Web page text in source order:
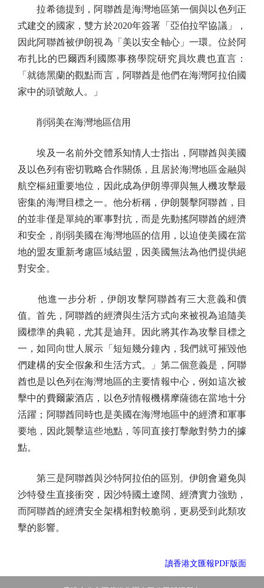
拉希德提到，阿聯酋是海灣地區第一個與以色列正
式建交的國家，雙方於2020年簽署「亞伯拉罕協議」，
因此阿聯酋被伊朗視為「美以安全軸心」一環。位於阿
布扎比的巴爾西利國際事務學院研究員坎農也直言：
「就德黑蘭的觀點而言，阿聯酋是他們在海灣阿拉伯國
家中的頭號敵人。」
削弱美在海灣地區信用
埃及一名前外交體系知情人士指出，阿聯酋與美國
及以色列有密切戰略合作關係，且居於海灣地區金融與
航空樞紐重要地位，因此成為伊朗導彈與無人機攻擊最
密集的海灣目標之一。他分析稱，伊朗襲擊阿聯酋，目
的並非僅是單純的軍事對抗，而是先動搖阿聯酋的經濟
和安全，削弱美國在海灣地區的信用，以迫使美國在當
地的盟友重新考慮區域結盟，因美國無法為他們提供絕
對安全。
他進一步分析，伊朗攻擊阿聯酋有三大意義和價
值。首先，阿聯酋的經濟與生活方式向來被視為追隨美
國標準的典範，尤其是迪拜。因此將其作為攻擊目標之
一，如同向世人展示「短短幾分鐘內，我們就可摧毀他
們建構的安全假象和生活方式。」第二個意義是，阿聯
酋也是以色列在海灣地區的主要情報中心，例如這次被
擊中的費爾蒙酒店，以色列情報機構摩薩德在當地十分
活躍；阿聯酋同時也是美國在海灣地區中的經濟和軍事
要地，因此襲擊這些地點，等同直接打擊敵對勢力的據
點。
第三是阿聯酋與沙特阿拉伯的區別。伊朗會避免與
沙特發生直接衝突，因沙特國土遼闊、經濟實力強勁，
而阿聯酋的經濟安全架構相對較脆弱，更易受到此類攻
擊的影響。
讀香港文匯報PDF版面